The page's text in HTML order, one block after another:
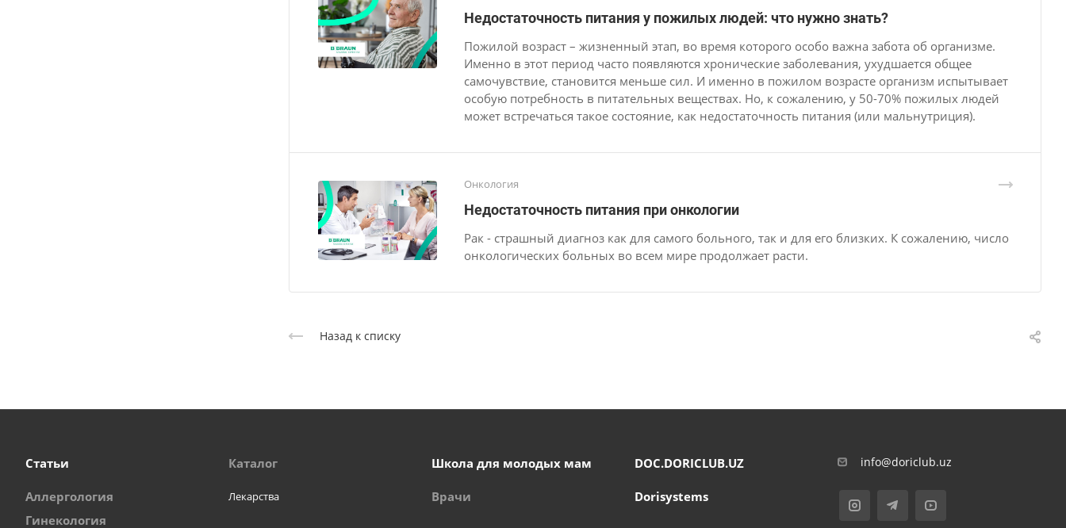
Недостаточность питания у пожилых людей: что нужно знать?
Пожилой возраст – жизненный этап, во время которого особо важна забота об организме.
Именно в этот период часто появляются хронические заболевания, ухудшается общее
самочувствие, становится меньше сил. И именно в пожилом возрасте организм испытывает
особую потребность в питательных веществах. Но, к сожалению, у 50-70% пожилых людей
может встречаться такое состояние, как недостаточность питания (или мальнутриция).
Онкология
Недостаточность питания при онкологии
Рак - страшный диагноз как для самого больного, так и для его близких. К сожалению, число
онкологических больных во всем мире продолжает расти.
Назад к списку
Статьи
Аллергология
Гинекология
Каталог
Лекарства
Школа для молодых мам
Врачи
DOC.DORICLUB.UZ
Dorisystems
info@doriclub.uz